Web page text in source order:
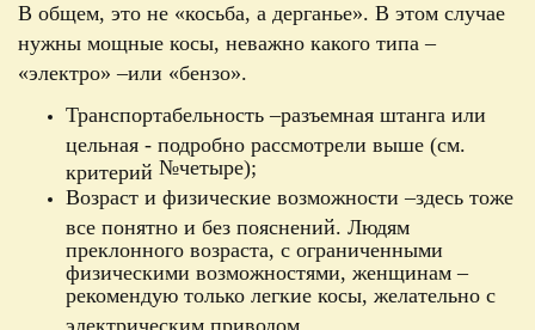
В общем, это не «косьба, а дерганье». В этом случае
нужны мощные косы, неважно какого типа –
«электро»–или «бензо».
Транспортабельность –разъемная штанга или
цельная - подробно рассмотрели выше (см.
критерий №четыре);
Возраст и физические возможности –здесь тоже
все понятно и без пояснений. Людям
преклонного возраста, с ограниченными
физическими возможностями, женщинам –
рекомендую только легкие косы, желательно с
электрическим приводом.